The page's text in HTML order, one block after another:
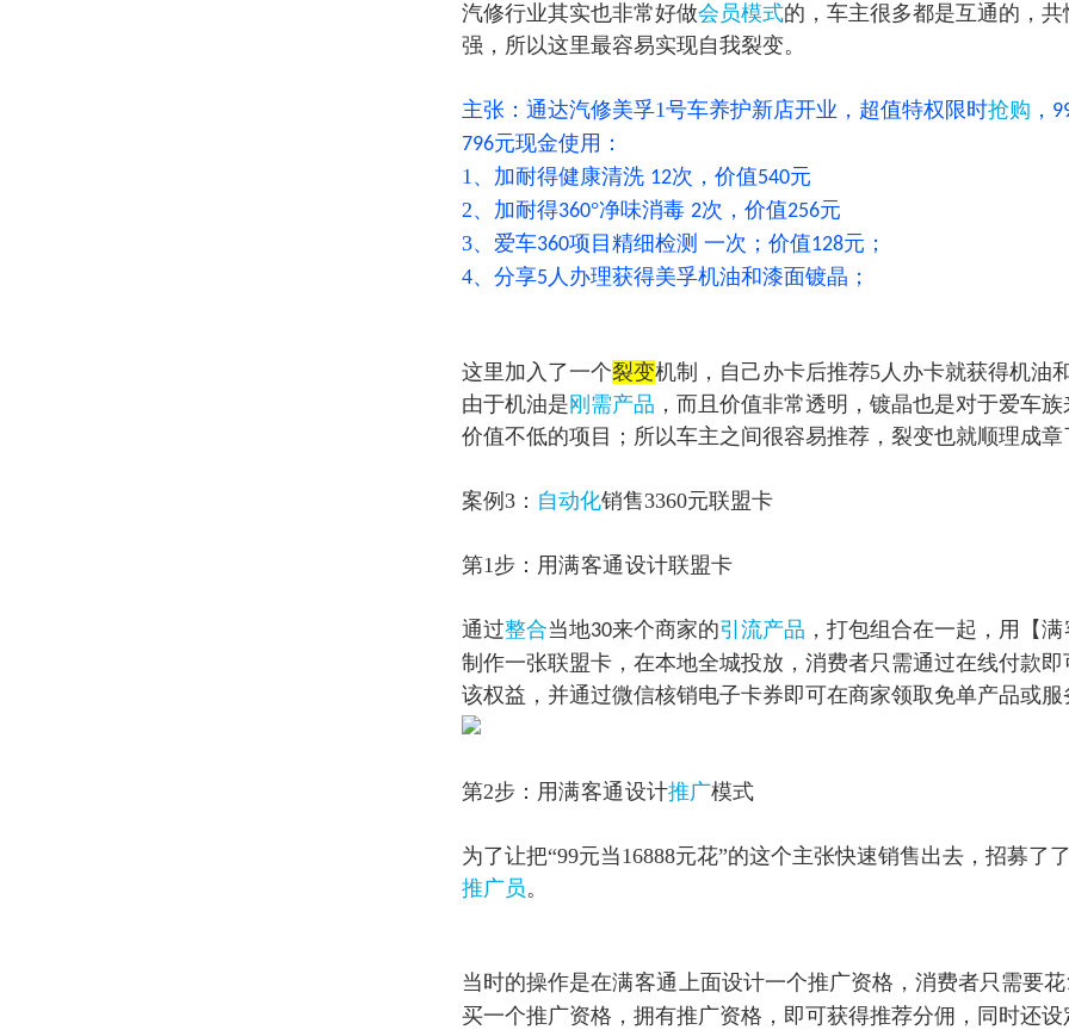
汽修行业其实也非常好做会员模式的，车主很多都是互通的，共
强，所以这里最容易实现自我裂变。
主张：通达汽修美孚1号车养护新店开业，超值特权限时抢购 ，
796元现金使用：
1、加耐得健康清洗 12次，价值540元
2、加耐得360°净味消毒 2次，价值256元
3、爱车360项目精细检测 一次；价值128元；
4、分享5 人办理获得美孚机油和漆面镀晶；
这里加入了一个裂变机制，自己办卡后推荐5人办卡就获得机油
由于机油是刚需产品 ，而且价值非常透明，镀晶也是对于爱车
价值不低的项目；所以车主之间很容易推荐，裂变也就顺理成章
案例3： 自动化销售3360元联盟卡
第1步：用满客通设计联盟卡
通过整合当地30来个商家的引流产品 ，打包组合在一起，用【满
制作一张联盟卡，在本地全城投放，消费者只需通过在线付款即
该权益，并通过微信核销电子卡券即可在商家领取免单产品或服
第2步：用满客通设计推广模式
为了让把“99元当16888元花”的这个主张快速销售出去，招募了
推广员。
当时的操作是在满客通上面设计一个推广资格，消费者只需要花
买一个推广资格，拥有推广资格，即可获得推荐分佣，同时还设